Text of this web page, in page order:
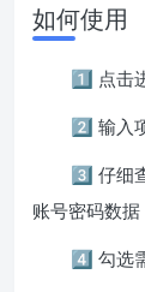
如何使用
1️⃣ 点击
2️⃣ 输入
3️⃣ 仔细
账号密码数
4️⃣ 勾选